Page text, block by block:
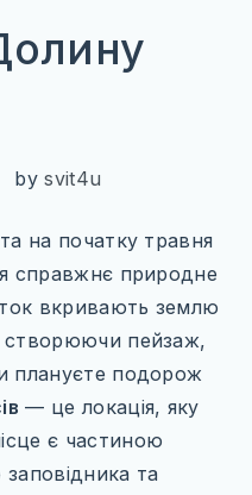
bysvit4u
на початку травня
справжнє природне
вкривають землю
створюючи пейзаж,
плануєте подорож
— це локація, яку
є частиною
та